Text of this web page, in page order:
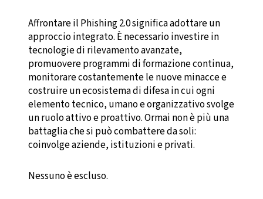
Affrontare il Phishing 2.0 significa adottare un
approccio integrato. È necessario investire in
tecnologie di rilevamento avanzate,
promuovere programmi di formazione continua,
monitorare costantemente le nuove minacce e
costruire un ecosistema di difesa in cui ogni
elemento tecnico, umano e organizzativo svolge
un ruolo attivo e proattivo. Ormai non è più una
battaglia che si può combattere da soli:
coinvolge aziende, istituzioni e privati.
Nessuno è escluso.